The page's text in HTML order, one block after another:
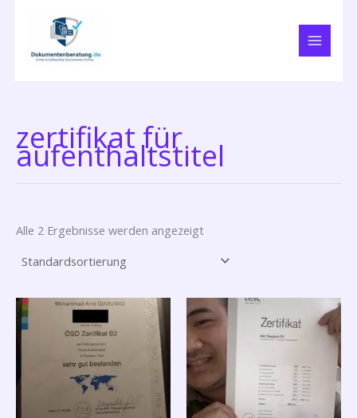
zertifikat für
aufenthaltstitel
Alle 2 Ergebnisse werden angezeigt